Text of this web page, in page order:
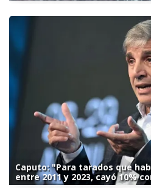
Caputo: "Para tarados que
entre 2011 y 2023, cayó 10%